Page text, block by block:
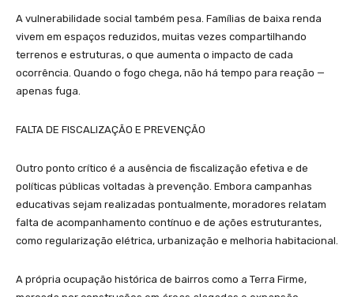
A vulnerabilidade social também pesa. Famílias de baixa renda
vivem em espaços reduzidos, muitas vezes compartilhando
terrenos e estruturas, o que aumenta o impacto de cada
ocorrência. Quando o fogo chega, não há tempo para reação —
apenas fuga.
FALTA DE FISCALIZAÇÃO E PREVENÇÃO
Outro ponto crítico é a ausência de fiscalização efetiva e de
políticas públicas voltadas à prevenção. Embora campanhas
educativas sejam realizadas pontualmente, moradores relatam
falta de acompanhamento contínuo e de ações estruturantes,
como regularização elétrica, urbanização e melhoria habitacional.
A própria ocupação histórica de bairros como a Terra Firme,